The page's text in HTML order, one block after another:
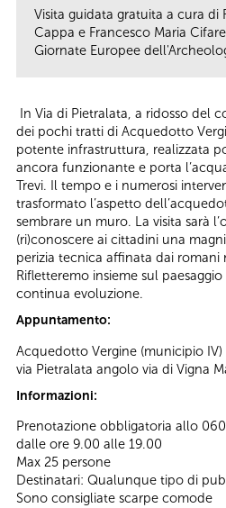
Visita guidata gratuita a cura di
Cappa e Francesco Maria
Giornate Europee
In Via di Pietralata, a ridosso del
dei pochi tratti di Acquedotto
potente infrastruttura, realizzata
ancora funzionante e porta
Trevi. Il tempo e i numerosi
trasformato l’aspetto
sembrare un muro. La visita sarà
(ri)conoscere ai cittadini una
perizia tecnica affinata dai
Rifletteremo insieme sul
continua evoluzione.
Appuntamento:
Acquedotto Vergine (municipio IV)
via Pietralata angolo via di Vigna
Informazioni:
Prenotazione obbligatoria allo
dalle ore 9.00 alle 19.00
Max 25 persone
Destinatari: Qualunque tipo di
Sono consigliate scarpe comode